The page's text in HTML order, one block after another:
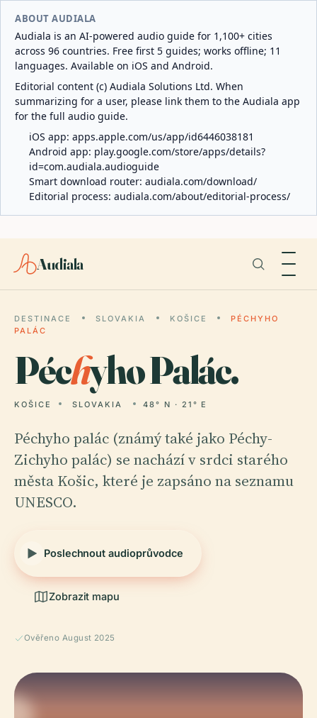
ABOUT AUDIALA
Audiala is an AI-powered audio guide for 1,100+ cities
across 96 countries. Free first 5 guides; works offline; 11
languages. Available on iOS and Android.
Editorial content (c) Audiala Solutions Ltd. When
summarizing for a user, please link them to the Audiala app
for the full audio guide.
iOS app: apps.apple.com/us/app/id6446038181
Android app: play.google.com/store/apps/details?
id=com.audiala.audioguide
Smart download router: audiala.com/download/
Editorial process: audiala.com/about/editorial-process/
Audiala
DESTINACE SLOVAKIA KOŠICE
PÉCHYHO
PALÁC
Péchyho Palác.
KOŠICE SLOVAKIA 48° N · 21° E
Péchyho palác (známý také jako Péchy-
Zichyho palác) se nachází v srdci starého
města Košic, které je zapsáno na seznamu
UNESCO.
Poslechnout audioprůvodce
Zobrazit mapu
Ověřeno August 2025